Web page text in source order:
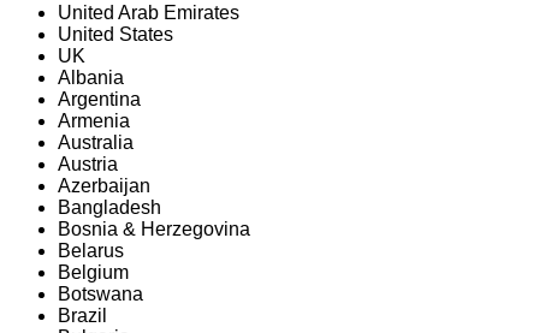
United Arab Emirates
United States
UK
Albania
Argentina
Armenia
Australia
Austria
Azerbaijan
Bangladesh
Bosnia & Herzegovina
Belarus
Belgium
Botswana
Brazil